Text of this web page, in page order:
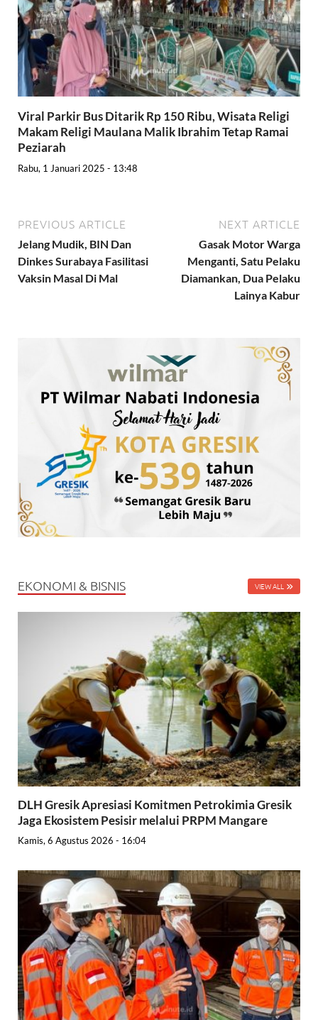
Viral Parkir Bus Ditarik Rp 150 Ribu, Wisata Religi
Makam Religi Maulana Malik Ibrahim Tetap Ramai
Peziarah
Rabu, 1 Januari 2025 - 13:48
PREVIOUS ARTICLE
Jelang Mudik, BIN Dan
Dinkes Surabaya Fasilitasi
Vaksin Masal Di Mal
NEXT ARTICLE
Gasak Motor Warga
Menganti, Satu Pelaku
Diamankan, Dua Pelaku
Lainya Kabur
EKONOMI & BISNIS VIEW ALL
DLH Gresik Apresiasi Komitmen Petrokimia Gresik
Jaga Ekosistem Pesisir melalui PRPM Mangare
Kamis, 6 Agustus 2026 - 16:04